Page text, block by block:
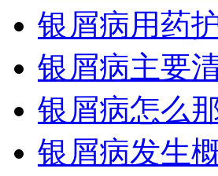
银屑病用药
银屑病主要
银屑病怎么
银屑病发生